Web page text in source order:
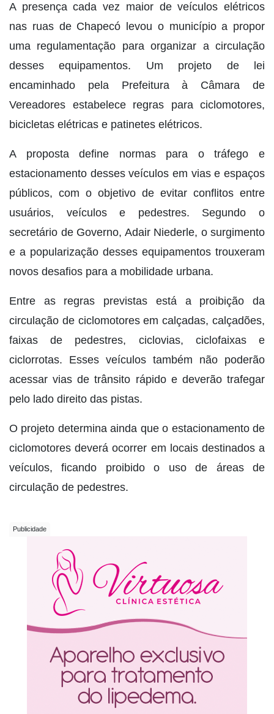
A presença cada vez maior de veículos elétricos
nas ruas de Chapecó levou o município a propor
uma regulamentação para organizar a circulação
desses equipamentos. Um projeto de lei
encaminhado pela Prefeitura à Câmara de
Vereadores estabelece regras para ciclomotores,
bicicletas elétricas e patinetes elétricos.
A proposta define normas para o tráfego e
estacionamento desses veículos em vias e espaços
públicos, com o objetivo de evitar conflitos entre
usuários, veículos e pedestres. Segundo o
secretário de Governo, Adair Niederle, o surgimento
e a popularização desses equipamentos trouxeram
novos desafios para a mobilidade urbana.
Entre as regras previstas está a proibição da
circulação de ciclomotores em calçadas, calçadões,
faixas de pedestres, ciclovias, ciclofaixas e
ciclorrotas. Esses veículos também não poderão
acessar vias de trânsito rápido e deverão trafegar
pelo lado direito das pistas.
O projeto determina ainda que o estacionamento de
ciclomotores deverá ocorrer em locais destinados a
veículos, ficando proibido o uso de áreas de
circulação de pedestres.